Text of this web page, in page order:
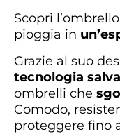
Scopri
pioggia in
Grazie al suo
tecnologia
ombrelli che
Comodo,
proteggere fino